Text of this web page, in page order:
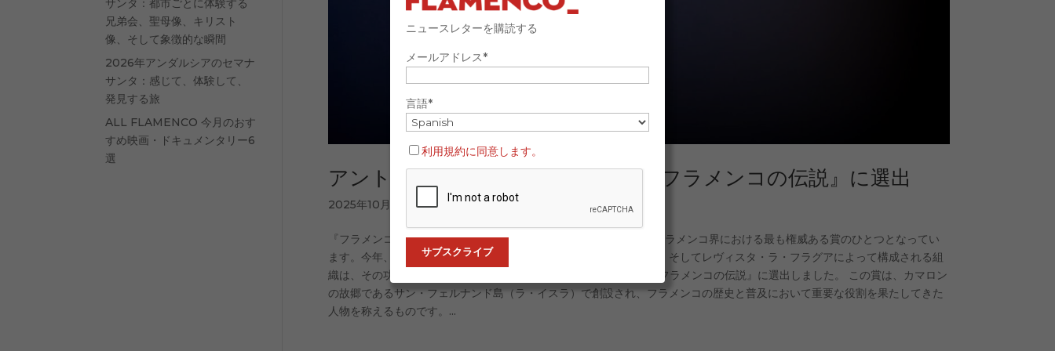
アントニオ・カナーレス、第13回『フラメンコの伝説』に選出
2025年10月6日
『フラメンコの伝説（Leyenda del Flamenco）』は、国際的なフラメンコ界における最も権威ある賞のひとつとなってい
ます。今年、ベンタ・デ・バルガス、フラメンコ・デ・ラ・イスラ、そしてレヴィスタ・ラ・フラグアによって構成される組
織は、その功績を称え、舞踊家アントニオ・カナーレスを第13回『フラメンコの伝説』に選出しました。 この賞は、カマロン
の故郷であるサン・フェルナンド島（ラ・イスラ）で創設され、フラメンコの歴史と普及において重要な役割を果たしてきた
人物を称えるものです。...
サンタ：都市ごとに体験する
兄弟会、聖母像、キリスト
像、そして象徴的な瞬間
2026年アンダルシアのセマナ
サンタ：感じて、体験して、
発見する旅
ALL FLAMENCO 今月のおす
すめ映画・ドキュメンタリー6
選
ニュースレターを購読する
メールアドレス*
言語*
利用規約に同意します。